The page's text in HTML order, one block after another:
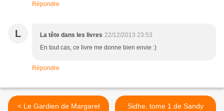
Répondre
L La tête dans les livres 22/12/2013 23:53
En tout cas, ce livre me donne bien envie :)
Répondre
< Le Gardien de Margaret
Sidhe, tome 1 de Sandy